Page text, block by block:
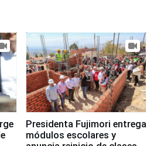
Presidenta Fujimori entrega
módulos escolares y